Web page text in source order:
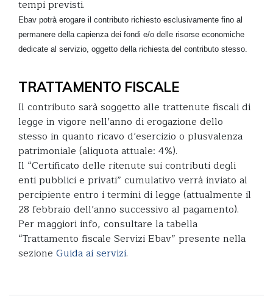
tempi previsti.
Ebav potrà erogare il contributo richiesto esclusivamente fino al
permanere della capienza dei fondi e/o delle risorse economiche
dedicate al servizio, oggetto della richiesta del contributo stesso.
TRATTAMENTO FISCALE
Il contributo sarà soggetto alle trattenute fiscali di
legge in vigore nell’anno di erogazione dello
stesso in quanto ricavo d’esercizio o plusvalenza
patrimoniale (aliquota attuale: 4%).
Il “Certificato delle ritenute sui contributi degli
enti pubblici e privati” cumulativo verrà inviato al
percipiente entro i termini di legge (attualmente il
28 febbraio dell’anno successivo al pagamento).
Per maggiori info, consultare la tabella
“Trattamento fiscale Servizi Ebav” presente nella
sezione Guida ai servizi.